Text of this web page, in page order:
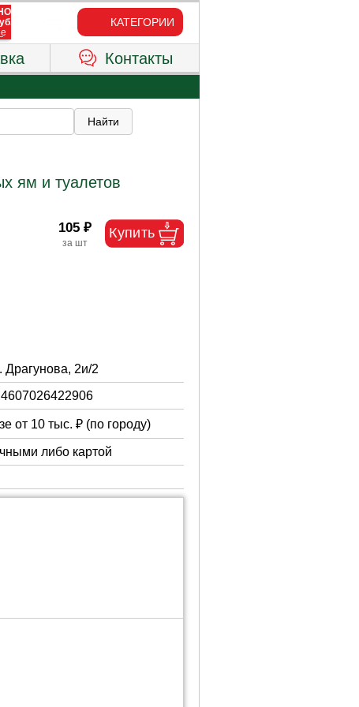
КАТЕГОРИИ
Контакты
ям и туалетов
105 ₽
Драгунова, 2и/2
от 10 тыс. ₽ (по городу)
либо картой